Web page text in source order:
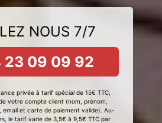
NOUS 7/7
09 09 92
privée à tarif spécial de 15€ TTC,
votre compte client (nom, prénom,
email et carte de paiement valide). Au-
le tarif varie de 3,5€ à 9,5€ TTC par